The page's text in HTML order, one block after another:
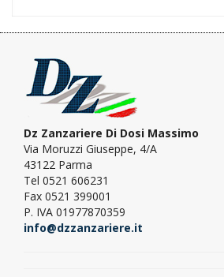
Dz Zanzariere Di Dosi Massimo
Via Moruzzi Giuseppe, 4/A
43122 Parma
Tel 0521 606231
Fax 0521 399001
P. IVA 01977870359
info@dzzanzariere.it